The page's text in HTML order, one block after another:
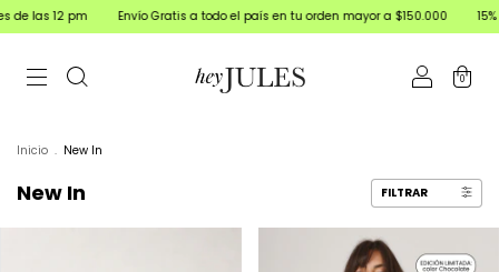
Envío Gratis a todo el país en tu orden mayor a $150.000 15% off
0
Inicio . New In
New In FILTRAR